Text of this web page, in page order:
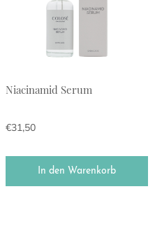
Niacinamid Serum
€31,50
In den Warenkorb